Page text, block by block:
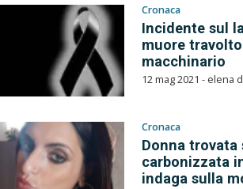
Cronaca
Incidente sul
muore
macchinario
12 mag 2021 - elena
Cronaca
Donna trovata
carbonizzata
indaga sulla